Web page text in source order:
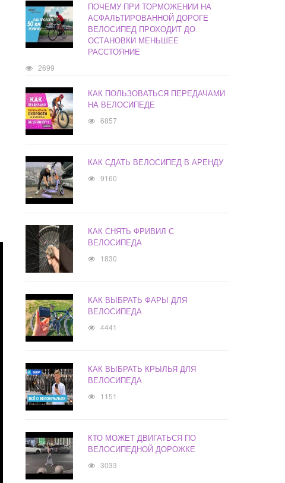
ПОЧЕМУ ПРИ ТОРМОЖЕНИИ НА
АСФАЛЬТИРОВАННОЙ ДОРОГЕ
ВЕЛОСИПЕД ПРОХОДИТ ДО
ОСТАНОВКИ МЕНЬШЕЕ
РАССТОЯНИЕ
2699
КАК ПОЛЬЗОВАТЬСЯ ПЕРЕДАЧАМИ
НА ВЕЛОСИПЕДЕ
6857
КАК СДАТЬ ВЕЛОСИПЕД В АРЕНДУ
9160
КАК СНЯТЬ ФРИВИЛ С
ВЕЛОСИПЕДА
1830
КАК ВЫБРАТЬ ФАРЫ ДЛЯ
ВЕЛОСИПЕДА
4441
КАК ВЫБРАТЬ КРЫЛЬЯ ДЛЯ
ВЕЛОСИПЕДА
1151
КТО МОЖЕТ ДВИГАТЬСЯ ПО
ВЕЛОСИПЕДНОЙ ДОРОЖКЕ
3033